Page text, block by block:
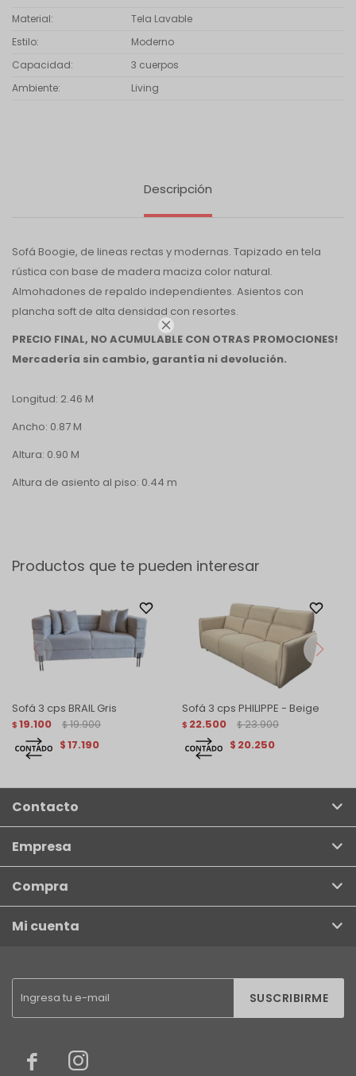

Material
Tela Lavable
Estilo
Moderno
Capacidad
3 cuerpos
Ambiente
Living
Descripción
Sofá Boogie, de lineas rectas y modernas. Tapizado en tela
rústica con base de madera maciza color natural.
Almohadones de repaldo independientes. Asientos con
plancha soft de alta densidad con resortes.
PRECIO FINAL, NO ACUMULABLE CON OTRAS PROMOCIONES!
Mercadería sin cambio, garantía ni devolución.
Longitud: 2.46 M
Ancho: 0.87 M
Altura: 0.90 M
Altura de asiento al piso: 0.44 m
Productos que te pueden interesar
Sofá 3 cps BRAIL Gris
$ 19.100 $ 19.900
$17.190
Sofá 3 cps PHILIPPE - Beige
$ 22.500 $ 23.900
$ 20.250
SUSCRIBIRME
 
Contacto
Empresa
Compra
Mi cuenta